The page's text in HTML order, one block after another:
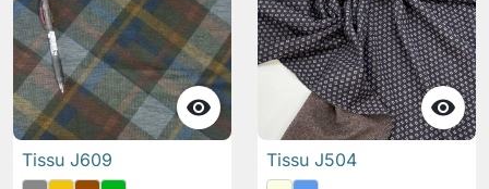

Tissu J609

Tissu J504